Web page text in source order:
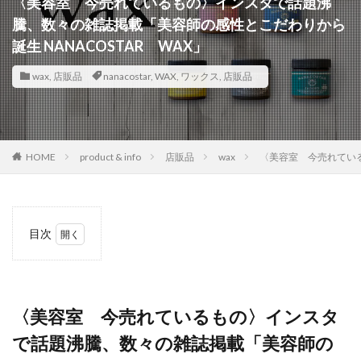
騰、数々の雑誌掲載「美容師の感性とこだわりから
誕生 NANACOSTAR WAX」
wax, 店販品 nanacostar, WAX, ワックス, 店販品
HOME product & info 店販品 wax 〈美容室 今売れてい
目次
の雑誌掲載「美
容師の感性とこ
だわりから誕生
〈美容室 今売れているもの〉インスタ
で話題沸騰、数々の雑誌掲載「美容師の